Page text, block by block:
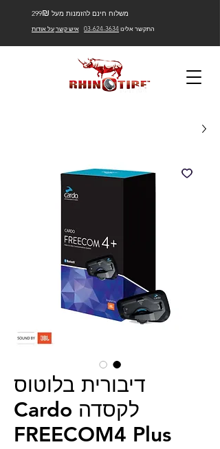
משלוח חינם להזמנות מעל 299 ₪
על אודותאיש קשר התקשר אלינו03-624-3634
דיבורית בלוטוס
לקסדה Cardo
FREECOM4 Plus